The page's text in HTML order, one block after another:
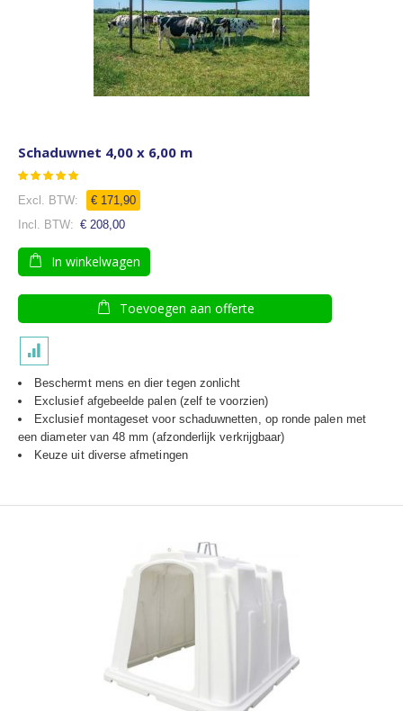
Schaduwnet 4,00 x 6,00 m
Waardering:
93
100
€ 171,90
€ 208,00
In winkelwagen
Toevoegen aan offerte
Beschermt mens en dier tegen zonlicht
Exclusief afgebeelde palen (zelf te voorzien)
Exclusief montageset voor schaduwnetten, op ronde palen met
een diameter van 48 mm (afzonderlijk verkrijgbaar)
Keuze uit diverse afmetingen